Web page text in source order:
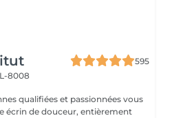
595
8008
qualifiées et passionnées vous
écrin de douceur, entièrement